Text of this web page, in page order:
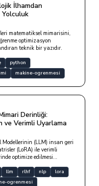
İlhamdan
matematiksel mimarisini,
optimizasyon
teknik bir yazıdır.
python
makine-ogrenmesi
Derinliği:
ve Verimli Uyarlama
(LLM) insan geri
(LoRA) ile verimli
optimize edilmesi
llm rlhf nlp
lora
ogrenmesi